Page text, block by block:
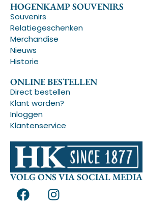
HOGENKAMP SOUVENIRS
Souvenirs
Relatiegeschenken
Merchandise
Nieuws
Historie
ONLINE BESTELLEN
Direct bestellen
Klant worden?
Inloggen
Klantenservice
VOLG ONS VIA SOCIAL MEDIA